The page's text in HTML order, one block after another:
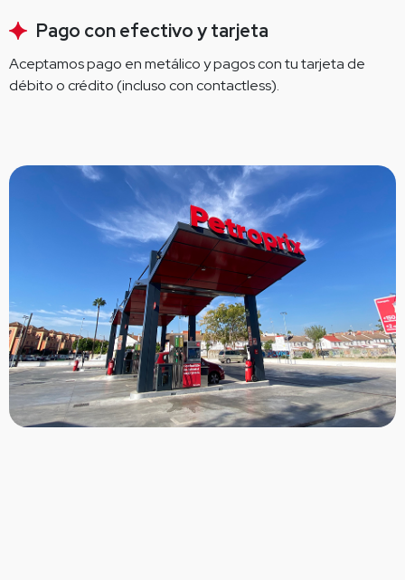
Pago con efectivo y tarjeta
Aceptamos pago en metálico y pagos con tu tarjeta de
débito o crédito (incluso con contactless).